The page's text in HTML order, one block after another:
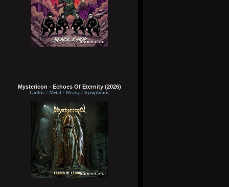
Mystericon - Echoes Of Eternity (2026)
Gothic / Metal / Heavy / Symphonic